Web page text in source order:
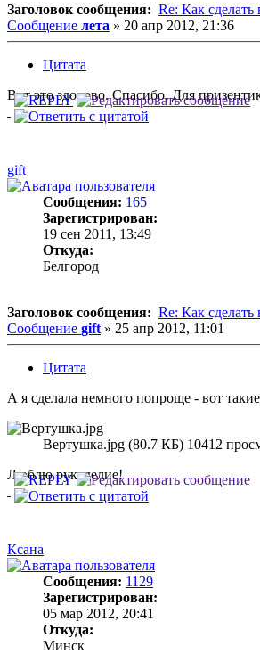
Заголовок сообщения: Re: Как
Сообщение лета » 20 апр 2012, 21:36
Цитата
Вот это здорово. Спасибо. Для
gift
Сообщения: 165
Зарегистрирован:
19 сен 2011, 13:49
Откуда:
Белгород
Заголовок сообщения: Re: Как
Сообщение gift » 25 апр 2012, 11:01
Цитата
А я сделала немного попроще - вот
Вертушка.jpg (80.7 КБ) 10412
Люблю рукоделие!
Ксана
Сообщения: 1129
Зарегистрирован:
05 мар 2012, 20:41
Откуда:
Минск